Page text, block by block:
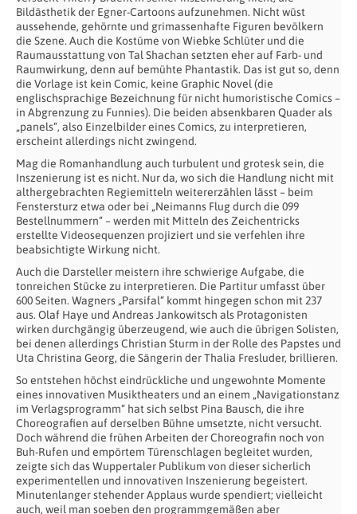
Bildästhetik der Egner-Cartoons aufzunehmen. Nicht wüst
aussehende, gehörnte und grimassenhafte Figuren bevölkern
die Szene. Auch die Kostüme von Wiebke Schlüter und die
Raumausstattung von Tal Shachan setzten eher auf Farb- und
Raumwirkung, denn auf bemühte Phantastik. Das ist gut so, denn
die Vorlage ist kein Comic, keine Graphic Novel (die
englischsprachige Bezeichnung für nicht humoristische Comics –
in Abgrenzung zu Funnies). Die beiden absenkbaren Quader als
„panels“, also Einzelbilder eines Comics, zu interpretieren,
erscheint allerdings nicht zwingend.
Mag die Romanhandlung auch turbulent und grotesk sein, die
Inszenierung ist es nicht. Nur da, wo sich die Handlung nicht mit
althergebrachten Regiemitteln weitererzählen lässt – beim
Fenstersturz etwa oder bei „Neimanns Flug durch die 099
Bestellnummern“ – werden mit Mitteln des Zeichentricks
erstellte Videosequenzen projiziert und sie verfehlen ihre
beabsichtigte Wirkung nicht.
Auch die Darsteller meistern ihre schwierige Aufgabe, die
tonreichen Stücke zu interpretieren. Die Partitur umfasst über
600 Seiten. Wagners „Parsifal“ kommt hingegen schon mit 237
aus. Olaf Haye und Andreas Jankowitsch als Protagonisten
wirken durchgängig überzeugend, wie auch die übrigen Solisten,
bei denen allerdings Christian Sturm in der Rolle des Papstes und
Uta Christina Georg, die Sängerin der Thalia Fresluder, brillieren.
So entstehen höchst eindrückliche und ungewohnte Momente
eines innovativen Musiktheaters und an einem „Navigationstanz
im Verlagsprogramm“ hat sich selbst Pina Bausch, die ihre
Choreografien auf derselben Bühne umsetzte, nicht versucht.
Doch während die frühen Arbeiten der Choreografin noch von
Buh-Rufen und empörtem Türenschlagen begleitet wurden,
zeigte sich das Wuppertaler Publikum von dieser sicherlich
experimentellen und innovativen Inszenierung begeistert.
Minutenlanger stehender Applaus wurde spendiert; vielleicht
auch, weil man soeben den programmgemäßen aber